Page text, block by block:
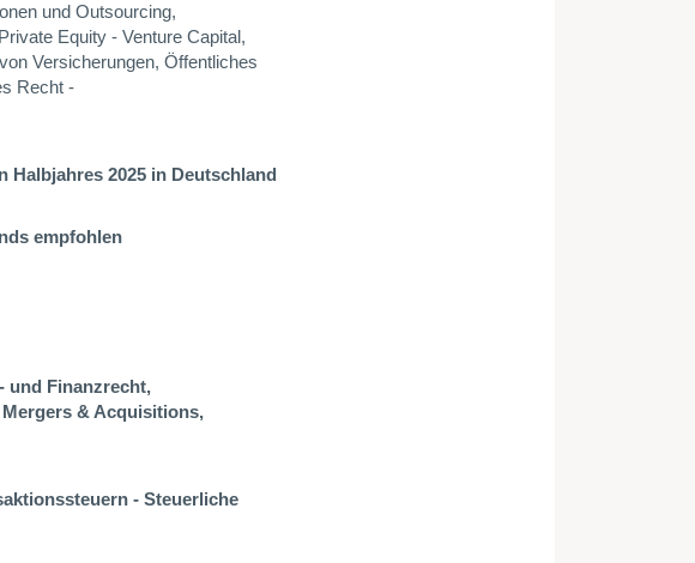
und Outsourcing,
Equity - Venture Capital,
Versicherungen, Öffentliches
Recht -
Halbjahres 2025 in Deutschland
empfohlen
und Finanzrecht,
& Acquisitions,
- Steuerliche